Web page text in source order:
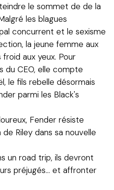
le sommet de de la
les blagues
concurrent et le sexisme
la jeune femme aux
aux yeux. Pour
du CEO, elle compte
le fils rebelle désormais
parmi les Black's
Fender résiste
Riley dans sa nouvelle
un road trip, ils devront
préjugés… et affronter